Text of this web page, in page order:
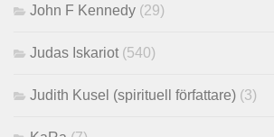
John F Kennedy (29)
Judas Iskariot (540)
Judith Kusel (spirituell författare) (3)